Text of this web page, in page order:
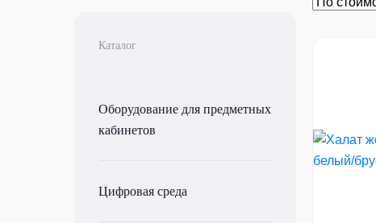
Каталог
Оборудование для предметных
кабинетов
Цифровая среда